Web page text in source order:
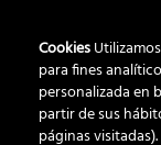
Cookies
para fines
personalizada en
partir de sus
páginas